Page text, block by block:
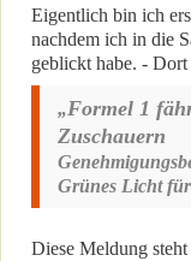
Eigentlich bin ich
nachdem ich in die
geblickt habe. - Dort
„Formel 1
Zuschauern
Grünes Licht für
Diese Meldung